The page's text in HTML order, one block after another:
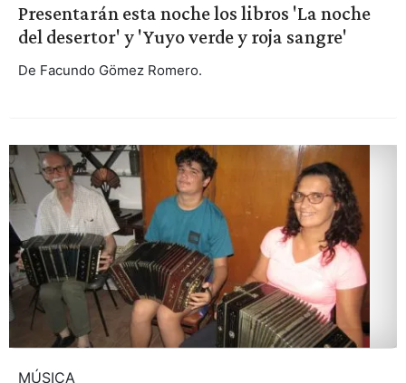
Presentarán esta noche los libros 'La noche
del desertor' y 'Yuyo verde y roja sangre'
De Facundo Gömez Romero.
MÚSICA